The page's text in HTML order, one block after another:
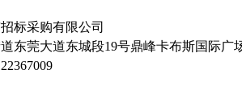
标采购有限公司
东莞大道东城段19号鼎峰卡布斯国际广